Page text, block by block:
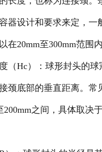
器设计和要求来定，一
在20mm至300mm范围内
Hc）：球形封头的球
颈底部的垂直距离。常
200mm之间，具体取决